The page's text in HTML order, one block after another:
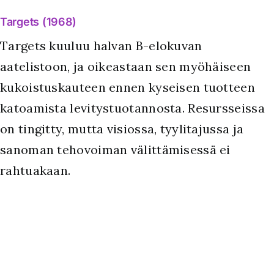
Targets (1968)
Targets kuuluu halvan B-elokuvan
aatelistoon, ja oikeastaan sen myöhäiseen
kukoistuskauteen ennen kyseisen tuotteen
katoamista levitystuotannosta. Resursseissa
on tingitty, mutta visiossa, tyylitajussa ja
sanoman tehovoiman välittämisessä ei
rahtuakaan.